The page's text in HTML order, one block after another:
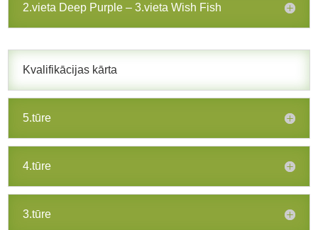
2.vieta Deep Purple – 3.vieta Wish Fish
Kvalifikācijas kārta
5.tūre
4.tūre
3.tūre